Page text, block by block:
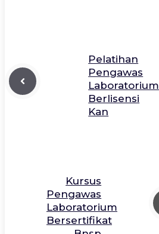
Pelatihan
Pengawas
Laboratorium
Berlisensi
Kan
Kursus
Pengawas
Laboratorium
Bersertifikat